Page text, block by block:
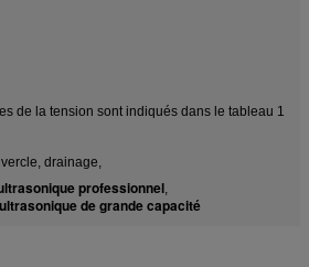
de la tension sont indiqués dans le tableau 1
drainage,
professionnel,
de grande capacité